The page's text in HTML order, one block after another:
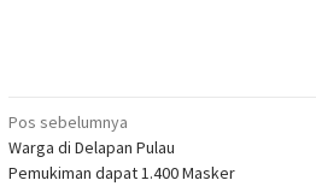
Navigasi
pos
Pos sebelumnya
Warga di Delapan Pulau
Pemukiman dapat 1.400 Masker